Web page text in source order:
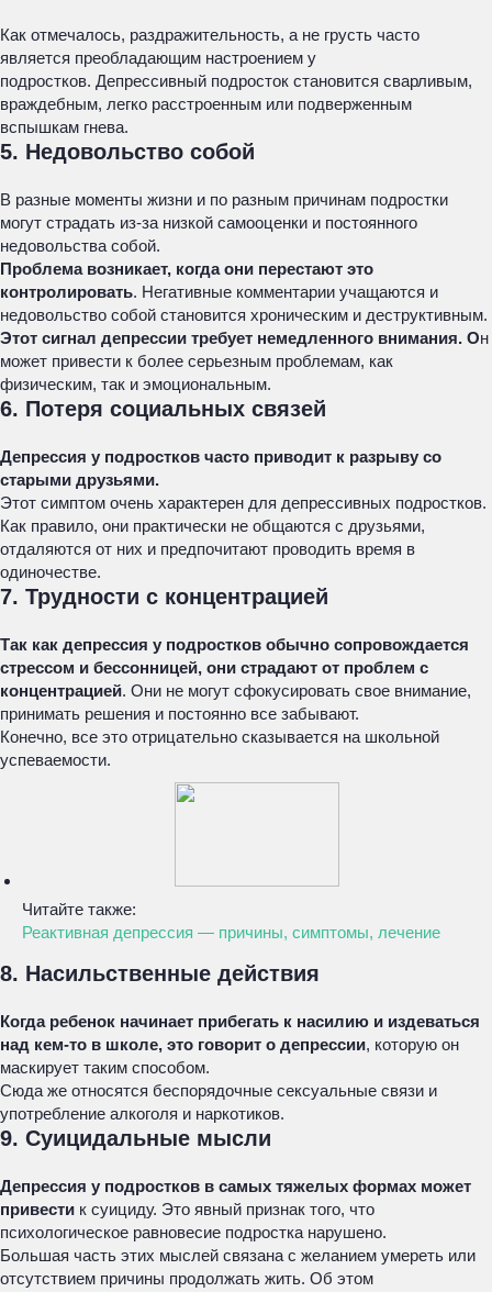
Как отмечалось, раздражительность, а не грусть часто
является преобладающим настроением у
подростков. Депрессивный подросток становится сварливым,
враждебным, легко расстроенным или подверженным
вспышкам гнева.
5. Недовольство собой
В разные моменты жизни и по разным причинам подростки
могут страдать из-за низкой самооценки и постоянного
недовольства собой.
Проблема возникает, когда они перестают это
контролировать. Негативные комментарии учащаются и
недовольство собой становится хроническим и деструктивным.
Этот сигнал депрессии требует немедленного внимания. Он
может привести к более серьезным проблемам, как
физическим, так и эмоциональным.
6. Потеря социальных связей
Депрессия у подростков часто приводит к разрыву со
старыми друзьями.
Этот симптом очень характерен для депрессивных подростков.
Как правило, они практически не общаются с друзьями,
отдаляются от них и предпочитают проводить время в
одиночестве.
7. Трудности с концентрацией
Так как депрессия у подростков обычно сопровождается
стрессом и бессонницей, они страдают от проблем с
концентрацией. Они не могут сфокусировать свое внимание,
принимать решения и постоянно все забывают.
Конечно, все это отрицательно сказывается на школьной
успеваемости.
Читайте также:
Реактивная депрессия — причины, симптомы, лечение
8. Насильственные действия
Когда ребенок начинает прибегать к насилию и издеваться
над кем-то в школе, это говорит о депрессии, которую он
маскирует таким способом.
Сюда же относятся беспорядочные сексуальные связи и
употребление алкоголя и наркотиков.
9. Суицидальные мысли
Депрессия у подростков в самых тяжелых формах может
привести к суициду. Это явный признак того, что
психологическое равновесие подростка нарушено.
Большая часть этих мыслей связана с желанием умереть или
отсутствием причины продолжать жить. Об этом